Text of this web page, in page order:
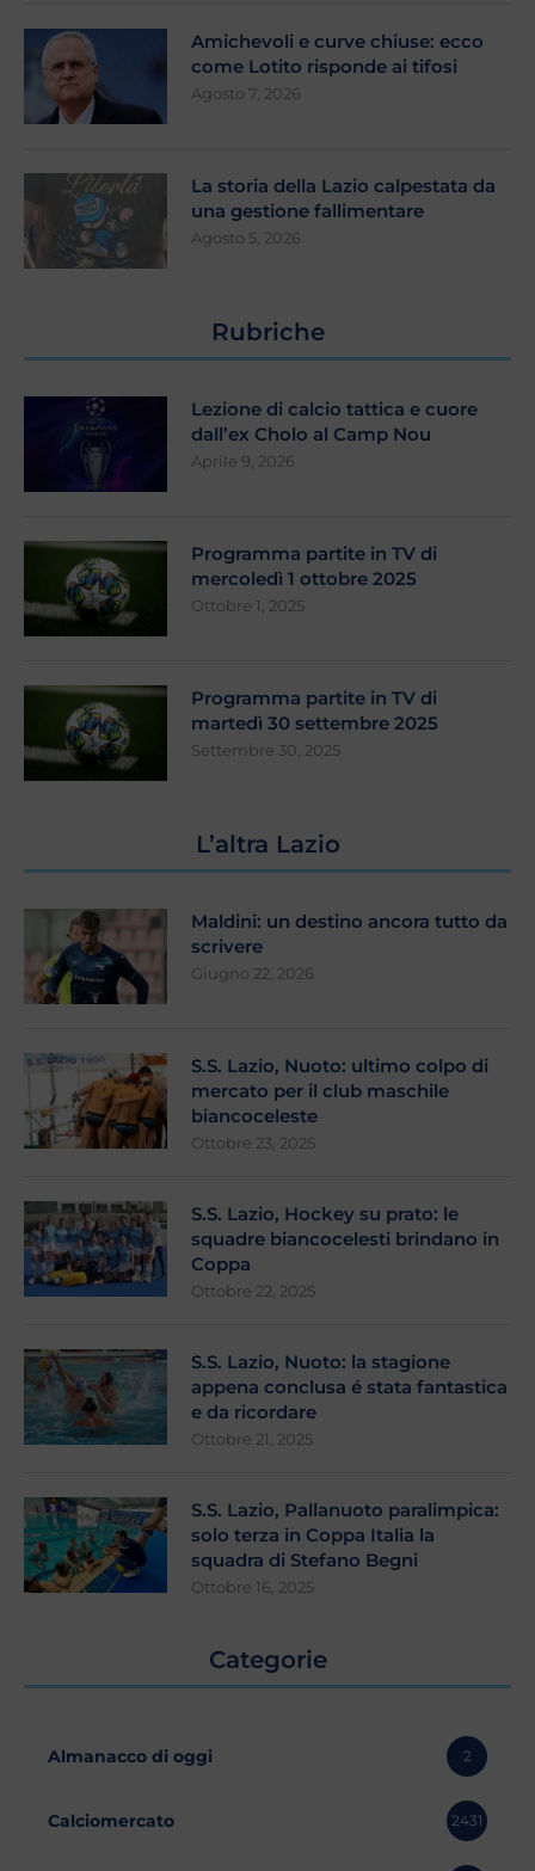
Amichevoli e curve chiuse: ecco
come Lotito risponde ai tifosi
Agosto 7, 2026
La storia della Lazio calpestata da
una gestione fallimentare
Agosto 5, 2026
Rubriche
Lezione di calcio tattica e cuore
dall’ex Cholo al Camp Nou
Aprile 9, 2026
Programma partite in TV di
mercoledì 1 ottobre 2025
Ottobre 1, 2025
Programma partite in TV di
martedì 30 settembre 2025
Settembre 30, 2025
L’altra Lazio
Maldini: un destino ancora tutto da
scrivere
Giugno 22, 2026
S.S. Lazio, Nuoto: ultimo colpo di
mercato per il club maschile
biancoceleste
Ottobre 23, 2025
S.S. Lazio, Hockey su prato: le
squadre biancocelesti brindano in
Coppa
Ottobre 22, 2025
S.S. Lazio, Nuoto: la stagione
appena conclusa é stata fantastica
e da ricordare
Ottobre 21, 2025
S.S. Lazio, Pallanuoto paralimpica:
solo terza in Coppa Italia la
squadra di Stefano Begni
Ottobre 16, 2025
Categorie
Almanacco di oggi 2
Calciomercato 2431